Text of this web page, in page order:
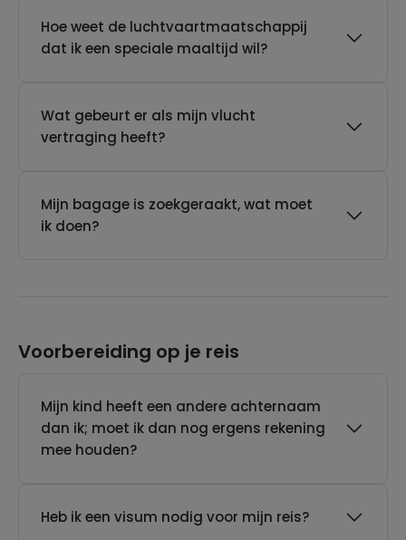
Hoe weet de luchtvaartmaatschappij
dat ik een speciale maaltijd wil?
Wat gebeurt er als mijn vlucht
vertraging heeft?
Mijn bagage is zoekgeraakt, wat moet
ik doen?
Voorbereiding op je reis
Mijn kind heeft een andere achternaam
dan ik; moet ik dan nog ergens rekening
mee houden?
Heb ik een visum nodig voor mijn reis?